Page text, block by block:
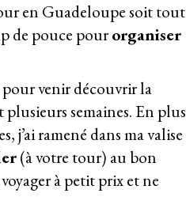
en Guadeloupe soit tout
de pouce pourorganiser
pour venir découvrir la
semaines. En plus
j’ai ramené dans ma valise
(à votre tour) au bon
à petit prix et ne